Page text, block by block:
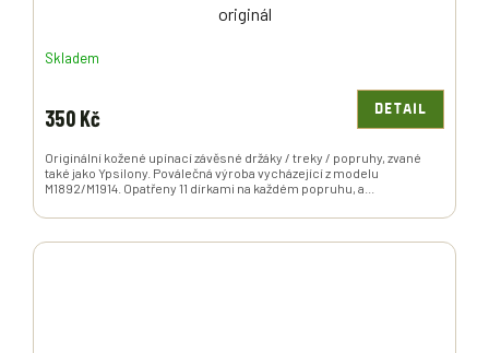
originál
Skladem
350 Kč DETAIL
Originální kožené upínací závěsné držáky / treky / popruhy, zvané
také jako Ypsilony. Poválečná výroba vycházející z modelu
M1892/M1914. Opatřeny 11 dírkami na každém popruhu, a...